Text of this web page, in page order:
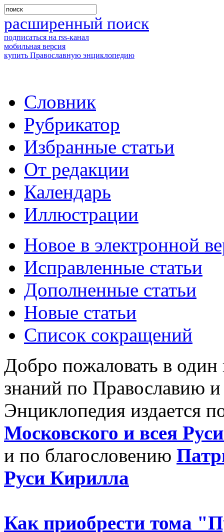
расширенный поиск
подписаться на rss-канал
мобильная версия
купить Православную энциклопедию
Словник
Рубрикатор
Избранные статьи
От редакции
Календарь
Иллюстрации
Новое в электронной
Исправленные статьи
Дополненные статьи
Новые статьи
Список сокращений
Добро пожаловать в
знаний по Православию
Энциклопедия издается
Московского и всея
и по благословению
Руси Кирилла
Как приобрести тома